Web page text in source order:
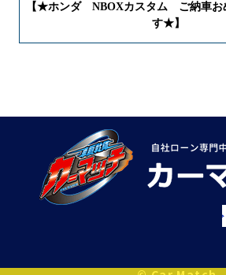
【★ホンダ NBOXカスタム ご納車お
す★】